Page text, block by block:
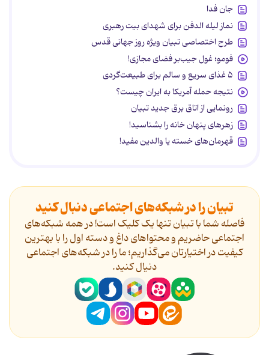
جان فدا
نماز لیله الدفن برای شهدای بیت رهبری
طرح اختصاصی تبیان ویژه روز جهانی قدس
فومو؛ غول جیب‌بر فضای مجازی!
۵ غذای سریع و سالم برای طبیعت‌گردی
نتیجه حمله آمریکا به ایران چیست؟
رونمایی از اتاق برق جدید تبیان
زهرهای پنهان خانه را بشناسید!
قهرمان‌های خسته یا والدین مفید!
تبیان را در شبکه‌های اجتماعی دنبال کنید
فاصله شما با تبیان تنها یک کلیک است! در همه شبکه‌های
اجتماعی حاضریم و محتواهای داغ و دسته اول را با بهترین
کیفیت در اختیارتان می‌گذاریم؛ ما را در شبکه‌های اجتماعی
دنیال کنید.